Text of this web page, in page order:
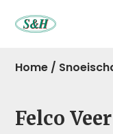
Home /
Felco